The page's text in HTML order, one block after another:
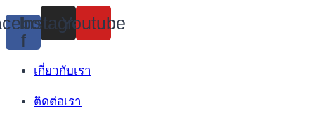
Skip
to
content
f
Instagram
Youtube
เกี่ยวกับเรา
ติดต่อเรา